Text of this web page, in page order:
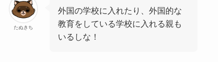
たぬきち
外国の学校に入れたり、外国的な
教育をしている学校に入れる親も
いるしな！